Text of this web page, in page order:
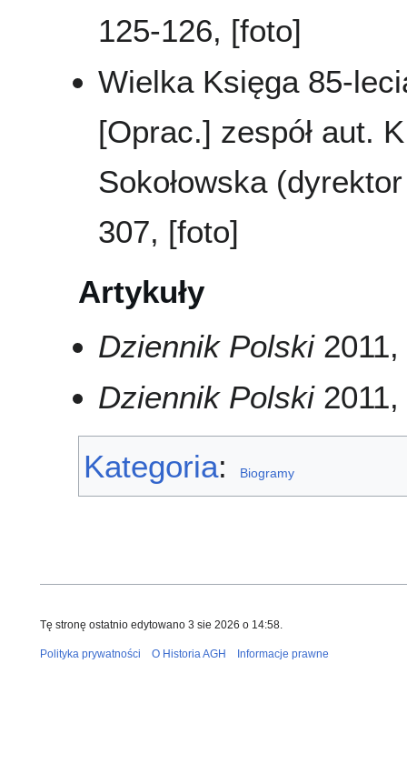
125-126, [foto]
Wielka Księga 85-
[Oprac.] zespół aut.
Sokołowska
307, [foto]
Artykuły
Dziennik Polski2011,
Dziennik Polski2011,
Kategoria: Biogramy
Tę stronę ostatnio edytowano 3 sie 2026 o 14:58.
Polityka prywatności O Historia AGH Informacje prawne